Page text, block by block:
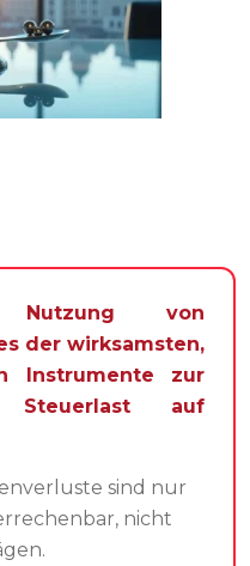
Nutzung von
der wirksamsten,
Instrumente zur
Steuerlast auf
sind nur
nicht